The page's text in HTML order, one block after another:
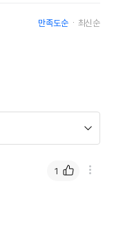
만족도순 최신순
1